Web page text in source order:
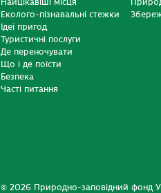
Найцікавіші місця
Еколого-пізнавальні стежки
Ідеї пригод
Туристичні послуги
Де переночувати
Що і де поїсти
Безпека
Часті питання
© 2026 Природно-заповідний фонд